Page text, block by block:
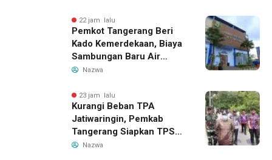
22 jam lalu
Pemkot Tangerang Beri
Kado Kemerdekaan, Biaya
Sambungan Baru Air
Bersih Dipangkas Jadi
Nazwa
23 jam lalu
Kurangi Beban TPA
Jatiwaringin, Pemkab
Tangerang Siapkan TPS3R
Baru di Tigaraksa
Nazwa